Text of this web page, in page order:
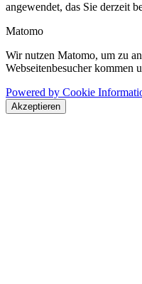
angewendet, das Sie derzeit
Matomo
Wir nutzen Matomo, um zu
Webseitenbesucher kommen
Powered by Cookie
Akzeptieren